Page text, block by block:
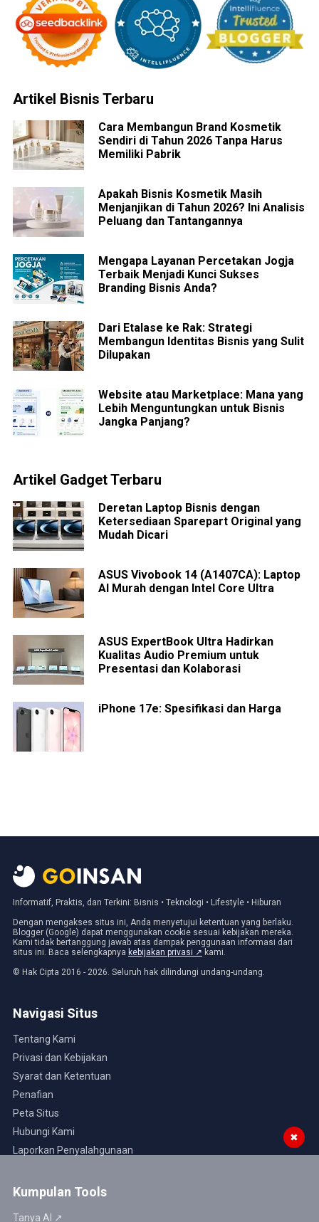
Artikel Bisnis Terbaru
Cara Membangun Brand Kosmetik
Sendiri di Tahun 2026 Tanpa Harus
Memiliki Pabrik
Apakah Bisnis Kosmetik Masih
Menjanjikan di Tahun 2026? Ini Analisis
Peluang dan Tantangannya
Mengapa Layanan Percetakan Jogja
Terbaik Menjadi Kunci Sukses
Branding Bisnis Anda?
Dari Etalase ke Rak: Strategi
Membangun Identitas Bisnis yang Sulit
Dilupakan
Website atau Marketplace: Mana yang
Lebih Menguntungkan untuk Bisnis
Jangka Panjang?
Artikel Gadget Terbaru
Deretan Laptop Bisnis dengan
Ketersediaan Sparepart Original yang
Mudah Dicari
ASUS Vivobook 14 (A1407CA): Laptop
AI Murah dengan Intel Core Ultra
ASUS ExpertBook Ultra Hadirkan
Kualitas Audio Premium untuk
Presentasi dan Kolaborasi
iPhone 17e: Spesifikasi dan Harga
Informatif, Praktis, dan Terkini: Bisnis • Teknologi • Lifestyle • Hiburan
Dengan mengakses situs ini, Anda menyetujui ketentuan yang berlaku.
Blogger (Google) dapat menggunakan cookie sesuai kebijakan mereka.
Kami tidak bertanggung jawab atas dampak penggunaan informasi dari
situs ini. Baca selengkapnya kebijakan privasi ↗ kami.
© Hak Cipta 2016 - 2026. Seluruh hak dilindungi undang-undang.
Navigasi Situs
Tentang Kami
Privasi dan Kebijakan
Syarat dan Ketentuan
Penafian
Peta Situs
Hubungi Kami
Laporkan Penyalahgunaan
Kumpulan Tools
Tanya AI ↗
✖